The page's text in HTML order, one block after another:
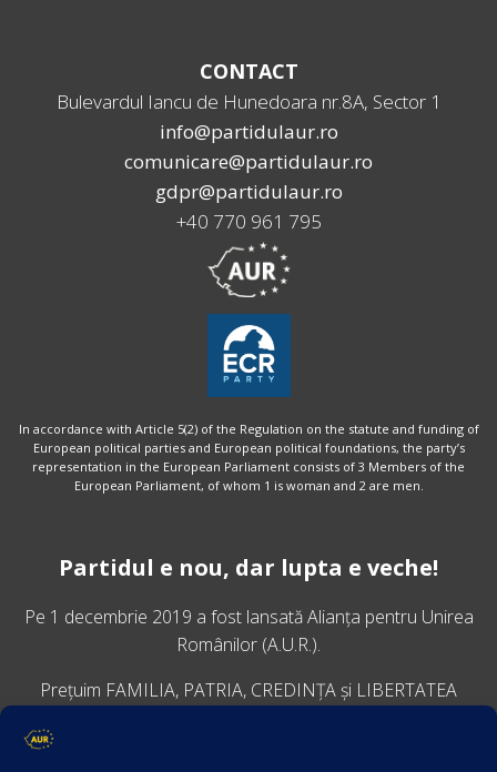
CONTACT
Bulevardul Iancu de Hunedoara nr.8A, Sector 1
info@partidulaur.ro
comunicare@partidulaur.ro
gdpr@partidulaur.ro
+40 770 961 795
In accordance with Article 5(2) of the Regulation on the statute and funding of
European political parties and European political foundations, the party’s
representation in the European Parliament consists of 3 Members of the
European Parliament, of whom 1 is woman and 2 are men.
Partidul e nou, dar lupta e veche!
Pe 1 decembrie 2019 a fost lansatăAlianța pentru Unirea
Românilor (A.U.R.).
Prețuim FAMILIA, PATRIA, CREDINȚA și LIBERTATEA